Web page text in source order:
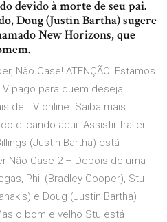
devido à morte de seu pai.
Doug (Justin Bartha) sugere
New Horizons, que
Não Case! ATENÇÃO: Estamos
pago para quem deseja
de TV online. Saiba mais
clicando aqui. Assistir trailer.
(Justin Bartha) está
Não Case 2 – Depois de uma
Phil (Bradley Cooper), Stu
e Doug (Justin Bartha)
o bom e velho Stu está